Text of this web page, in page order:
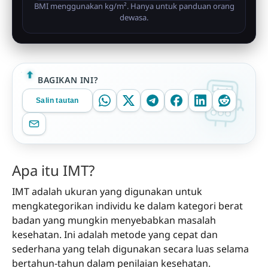
BMI menggunakan kg/m². Hanya untuk panduan orang
dewasa.
BAGIKAN INI?
Salin tautan
Apa itu IMT?
IMT adalah ukuran yang digunakan untuk
mengkategorikan individu ke dalam kategori berat
badan yang mungkin menyebabkan masalah
kesehatan. Ini adalah metode yang cepat dan
sederhana yang telah digunakan secara luas selama
bertahun-tahun dalam penilaian kesehatan.